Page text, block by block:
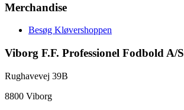
Merchandise
Besøg Kløvershoppen
Viborg F.F. Professionel Fodbold A/S
Rughavevej 39B
8800 Viborg